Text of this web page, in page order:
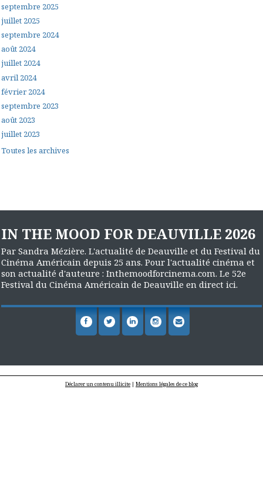
septembre 2025
juillet 2025
septembre 2024
août 2024
juillet 2024
avril 2024
février 2024
septembre 2023
août 2023
juillet 2023
Toutes les archives
IN THE MOOD FOR DEAUVILLE 2026
Par Sandra Mézière. L'actualité de Deauville et du Festival du
Cinéma Américain depuis 25 ans. Pour l'actualité cinéma et
son actualité d'auteure : Inthemoodforcinema.com. Le 52e
Festival du Cinéma Américain de Deauville en direct ici.
Déclarer un contenu illicite | Mentions légales de ce blog